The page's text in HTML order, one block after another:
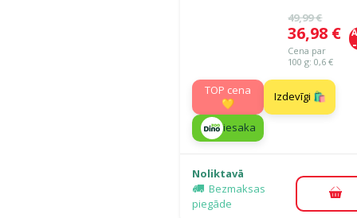
Oriģinālā
49,99 €
Cena
36,98 €
Cena par
100 g: 0,6 €
TOP cena
💛
Izdevīgi 🛍️
iesaka
Noliktavā
Bezmaksas
piegāde